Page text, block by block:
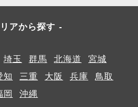
アから探す
埼玉 群馬 北海道
宮城
知 三重 大阪 兵庫
鳥取
岡 沖縄